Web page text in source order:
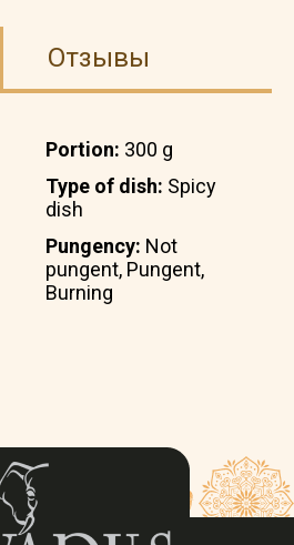
Отзывы
Portion: 300 g
Type of dish: Spicy
dish
Pungency: Not
pungent, Pungent,
Burning